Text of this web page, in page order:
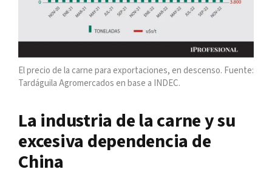
El precio de la carne para exportaciones, en descenso. Fuente:
Tardáguila Agromercados en base a INDEC.
La industria de la carne y su
excesiva dependencia de
China